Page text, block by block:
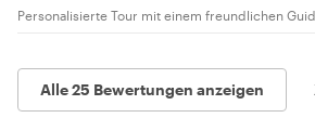
Personalisierte Tour mit einem freundlichen
Alle 25 Bewertungen anzeigen